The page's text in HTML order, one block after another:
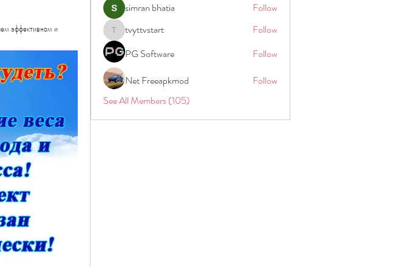
эффективном и
simran bhatia Follow
tvyttvstart
tvyttvstart
Follow
PG Software
Follow
Net Freeapkmod
Follow
See All Members (105)